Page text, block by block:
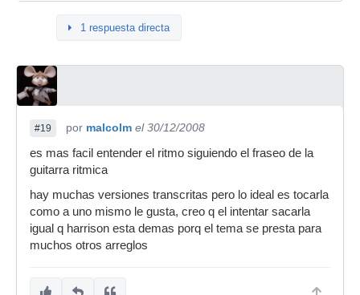
1 respuesta directa
#19 por malcolm el 30/12/2008
es mas facil entender el ritmo siguiendo el fraseo de la
guitarra ritmica
hay muchas versiones transcritas pero lo ideal es tocarla
como a uno mismo le gusta, creo q el intentar sacarla
igual q harrison esta demas porq el tema se presta para
muchos otros arreglos